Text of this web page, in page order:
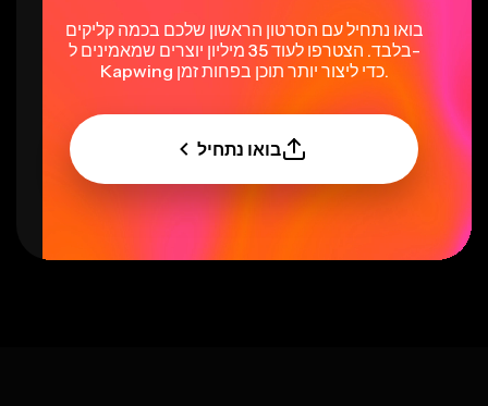
בואו נתחיל עם הסרטון הראשון שלכם בכמה קליקים
בלבד. הצטרפו לעוד 35 מיליון יוצרים שמאמינים ל-
Kapwing כדי ליצור יותר תוכן בפחות זמן.
בואו נתחיל